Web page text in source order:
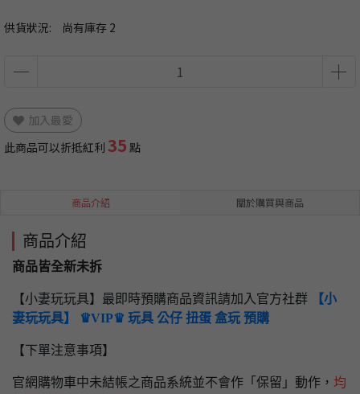
供貨狀況: 尚有庫存 2
加入最愛
此商品可以折抵紅利 35 點
商品介紹 關於購買與商品
商品介紹
商品皆全新未拆
【小妻玩玩具】最即時預購商品資訊請加入官方社群
【小
妻玩玩具】 ♛VIP♛ 玩具 公仔 扭蛋 盒玩 預購
【下單注意事項】
官網購物車中未結帳之商品系統並不會作「保留」動作， 均